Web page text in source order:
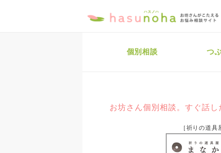
個別相談 つ
お坊さん個別相談。すぐ話
［祈りの道